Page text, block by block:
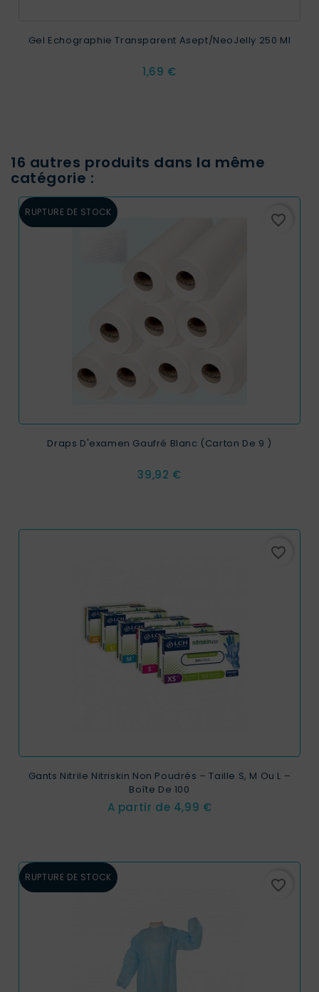
Gel Echographie Transparent Asept/NeoJelly 250 Ml
Prix
1,69 €
16 autres produits dans la même
catégorie :
RUPTURE DE STOCK favorite_border
Draps D'examen Gaufré Blanc (carton De 9 )
Prix
39,92 €
favorite_border
Gants Nitrile Nitriskin Non Poudrés – Taille S, M Ou L –
Boîte De 100
A partir de Prix
4,99 €
RUPTURE DE STOCK favorite_border